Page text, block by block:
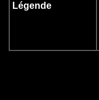
Légende